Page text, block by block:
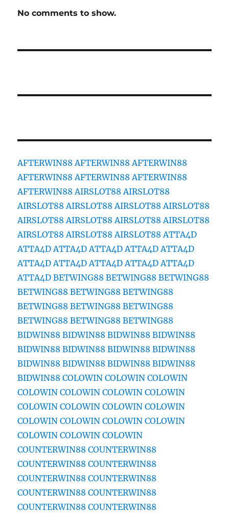
No comments to show.
AFTERWIN88 AFTERWIN88 AFTERWIN88
AFTERWIN88 AFTERWIN88 AFTERWIN88
AFTERWIN88 AIRSLOT88 AIRSLOT88
AIRSLOT88 AIRSLOT88 AIRSLOT88 AIRSLOT88
AIRSLOT88 AIRSLOT88 AIRSLOT88 AIRSLOT88
AIRSLOT88 AIRSLOT88 AIRSLOT88 ATTA4D
ATTA4D ATTA4D ATTA4D ATTA4D ATTA4D
ATTA4D ATTA4D ATTA4D ATTA4D ATTA4D
ATTA4D BETWING88 BETWING88 BETWING88
BETWING88 BETWING88 BETWING88
BETWING88 BETWING88 BETWING88
BETWING88 BETWING88 BETWING88
BIDWIN88 BIDWIN88 BIDWIN88 BIDWIN88
BIDWIN88 BIDWIN88 BIDWIN88 BIDWIN88
BIDWIN88 BIDWIN88 BIDWIN88 BIDWIN88
BIDWIN88 COLOWIN COLOWIN COLOWIN
COLOWIN COLOWIN COLOWIN COLOWIN
COLOWIN COLOWIN COLOWIN COLOWIN
COLOWIN COLOWIN COLOWIN COLOWIN
COLOWIN COLOWIN COLOWIN
COUNTERWIN88 COUNTERWIN88
COUNTERWIN88 COUNTERWIN88
COUNTERWIN88 COUNTERWIN88
COUNTERWIN88 COUNTERWIN88
COUNTERWIN88 COUNTERWIN88